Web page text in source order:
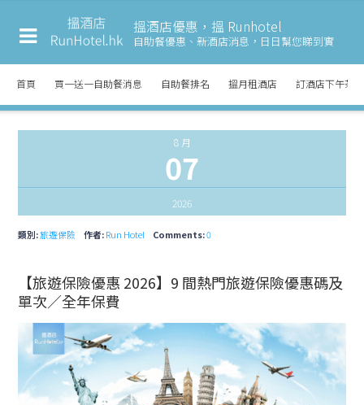
搵酒店優惠，搵 Runhotel
自助餐優惠、新酒店消息， 日日幫您睇到實
首頁 買一送一自助餐消息 自助餐排名 搵月租酒店 訂酒店下午茶
8 月
07
2026
類別:旅遊保險 作者:Run Hotel Comments:0
【旅遊保險優惠 2026】9 間熱門旅遊保險優惠碼及
單次／全年保費